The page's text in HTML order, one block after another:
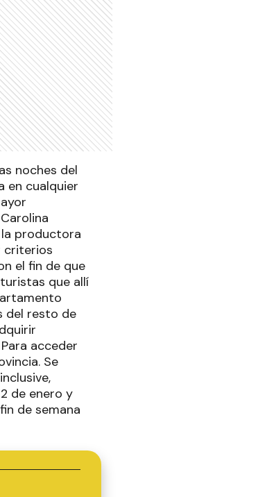
noches del
en cualquier
productora
criterios
el fin de que
que allí
del resto de
acceder
Se
de enero y
de semana